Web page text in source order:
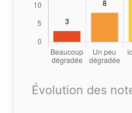
Évolution des